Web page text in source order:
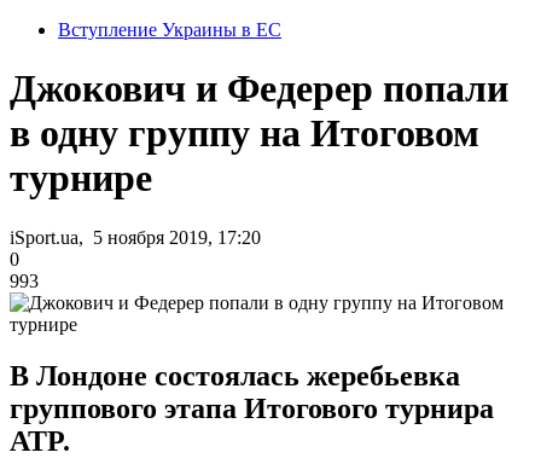
Вступление Украины в ЕС
Джокович и Федерер попали
в одну группу на Итоговом
турнире
iSport.ua, 5 ноября 2019, 17:20
0
993
В Лондоне состоялась жеребьевка
группового этапа Итогового турнира
ATP.